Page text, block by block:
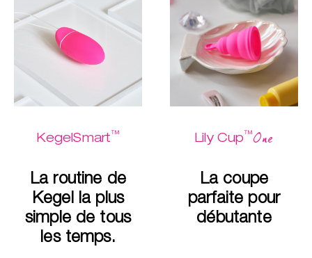
KegelSmart™
La routine de
Kegel la plus
simple de tous
les temps.
Lily Cup™One
La coupe
parfaite pour
débutante